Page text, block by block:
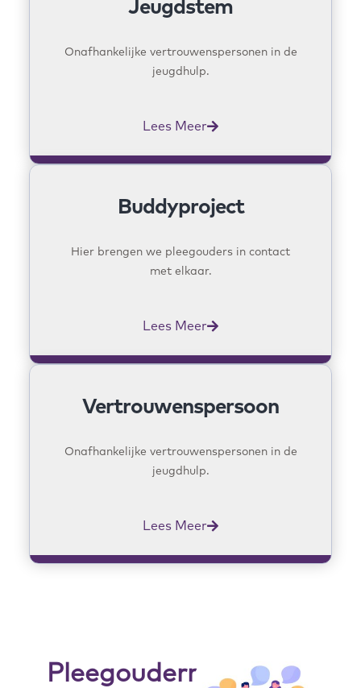
Jeugdstem
Onafhankelijke vertrouwenspersonen in de
jeugdhulp.
Lees Meer
Buddyproject
Hier brengen we pleegouders in contact
met elkaar.
Lees Meer
Vertrouwenspersoon
Onafhankelijke vertrouwenspersonen in de
jeugdhulp.
Lees Meer
Pleegouderraad